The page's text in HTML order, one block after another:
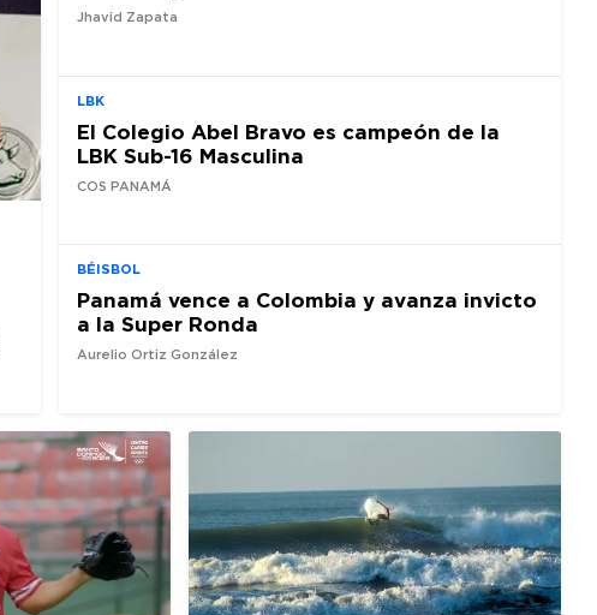
Jhavid Zapata
LBK
El Colegio Abel Bravo es campeón de la
LBK Sub-16 Masculina
COS PANAMÁ
BÉISBOL
Panamá vence a Colombia y avanza invicto
a la Super Ronda
Aurelio Ortiz González